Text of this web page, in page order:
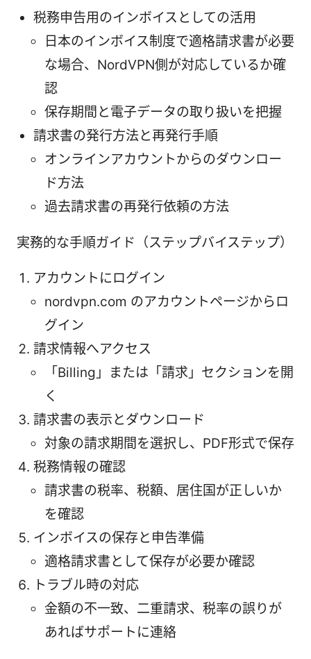
税務申告用のインボイスとしての活用
日本のインボイス制度で適格請求書が必要
な場合、NordVPN側が対応しているか確
認
保存期間と電子データの取り扱いを把握
請求書の発行方法と再発行手順
オンラインアカウントからのダウンロー
ド方法
過去請求書の再発行依頼の方法
実務的な手順ガイド（ステップバイステップ）
アカウントにログイン
nordvpn.com のアカウントページからロ
グイン
請求情報へアクセス
「Billing」または「請求」セクションを開
く
請求書の表示とダウンロード
対象の請求期間を選択し、PDF形式で保存
税務情報の確認
請求書の税率、税額、居住国が正しいか
を確認
インボイスの保存と申告準備
適格請求書として保存が必要か確認
トラブル時の対応
金額の不一致、二重請求、税率の誤りが
あればサポートに連絡